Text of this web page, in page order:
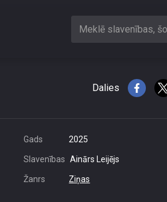
Meklē slavenības,
Dalies
Gads 2025
Slavenības Ainārs Leijējs
Žanrs Ziņas